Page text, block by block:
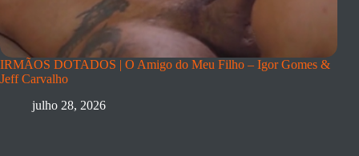
IRMÃOS DOTADOS | O Amigo do Meu Filho – Igor Gomes &
Jeff Carvalho
julho 28, 2026